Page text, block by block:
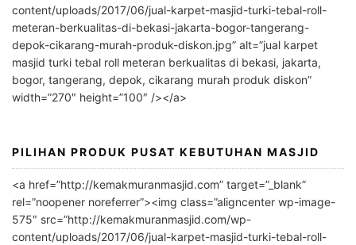
n
a
t
i
v
content/uploads/2017/06/jual-karpet-masjid-turki-tebal-roll-
meteran-berkualitas-di-bekasi-jakarta-bogor-tangerang-
depok-cikarang-murah-produk-diskon.jpg” alt=”jual karpet
masjid turki tebal roll meteran berkualitas di bekasi, jakarta,
bogor, tangerang, depok, cikarang murah produk diskon”
width=”270″ height=”100″ /></a>
PILIHAN PRODUK PUSAT KEBUTUHAN MASJID
<a href=”http://kemakmuranmasjid.com” target=”_blank”
rel=”noopener noreferrer”><img class=”aligncenter wp-image-
575″ src=”http://kemakmuranmasjid.com/wp-
content/uploads/2017/06/jual-karpet-masjid-turki-tebal-roll-